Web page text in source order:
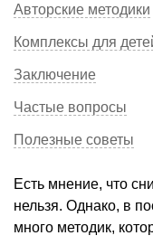
Авторские методики
Комплексы для
Заключение
Частые вопросы
Полезные советы
Есть мнение, что
нельзя. Однако, в
много методик,